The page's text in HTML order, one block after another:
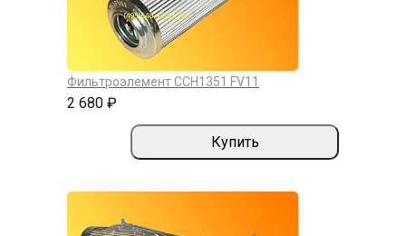
Фильтроэлемент ССН1351 FV11
2 680 ₽
Купить